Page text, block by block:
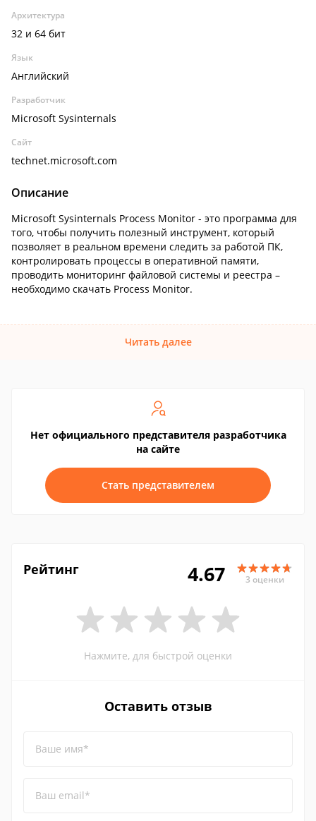
Архитектура
32 и 64 бит
Язык
Английский
Разработчик
Microsoft Sysinternals
Сайт
technet.microsoft.com
Описание
Microsoft Sysinternals Process Monitor - это программа для
того, чтобы получить полезный инструмент, который
позволяет в реальном времени следить за работой ПК,
контролировать процессы в оперативной памяти,
проводить мониторинг файловой системы и реестра –
необходимо скачать Process Monitor.
Читать далее
Нет официального представителя разработчика
на сайте
Стать представителем
Рейтинг 4.67 3 оценки
Нажмите, для быстрой оценки
Оставить отзыв
Ваше имя*
Ваш email*